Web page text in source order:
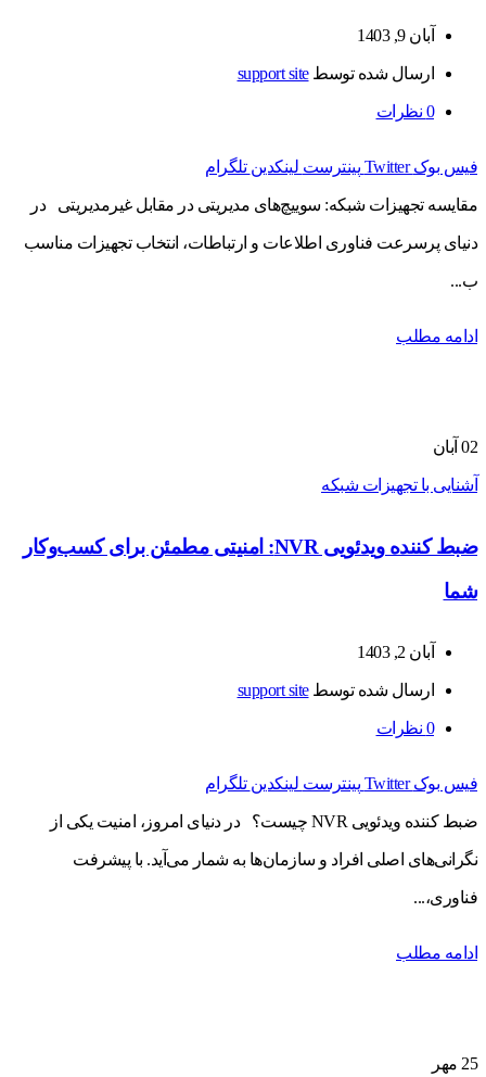
آبان 9, 1403
ارسال شده توسطsupport site
0 نظرات
فیس بوک Twitter پینترست لینکدین تلگرام
مقایسه تجهیزات شبکه: سوییچ‌های مدیریتی در مقابل غیرمدیریتی در
دنیای پرسرعت فناوری اطلاعات و ارتباطات، انتخاب تجهیزات مناسب
ب...
ادامه مطلب
02 آبان
آشنایی با تجهیزات شبکه
ضبط کننده ویدئویی NVR: امنیتی مطمئن برای کسب‌وکار
شما
آبان 2, 1403
ارسال شده توسطsupport site
0 نظرات
فیس بوک Twitter پینترست لینکدین تلگرام
ضبط کننده ویدئویی NVR چیست؟ در دنیای امروز، امنیت یکی از
نگرانی‌های اصلی افراد و سازمان‌ها به شمار می‌آید. با پیشرفت
فناوری،...
ادامه مطلب
25 مهر